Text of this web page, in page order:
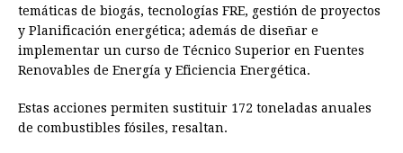
temáticas de biogás, tecnologías FRE, gestión de proyectos
y Planificación energética; además de diseñar e
implementar un curso de Técnico Superior en Fuentes
Renovables de Energía y Eficiencia Energética.
Estas acciones permiten sustituir 172 toneladas anuales
de combustibles fósiles, resaltan.